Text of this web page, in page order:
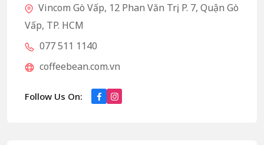
Vincom Gò Vấp, 12 Phan Văn Trị, P. 7, Quận Gò
Vấp, TP. HCM
077 511 1140
coffeebean.com.vn
Follow Us On: